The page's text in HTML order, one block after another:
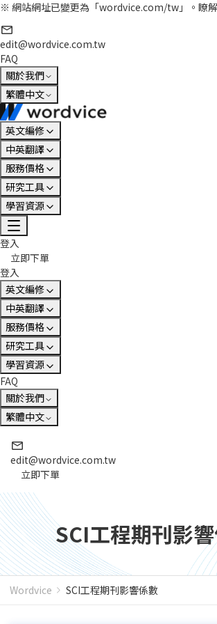
※ 網站網址已變更為「wordvice.com/tw」。 瞭
edit@wordvice.com.tw
FAQ
關於我們
繁體中文
英文編修
中英翻譯
服務價格
研究工具
學習資源
登入
立即下單
登入
英文編修
中英翻譯
服務價格
研究工具
學習資源
FAQ
關於我們
繁體中文
edit@wordvice.com.tw
立即下單
SCI工程期刊影
Wordvice SCI工程期刊影響係數